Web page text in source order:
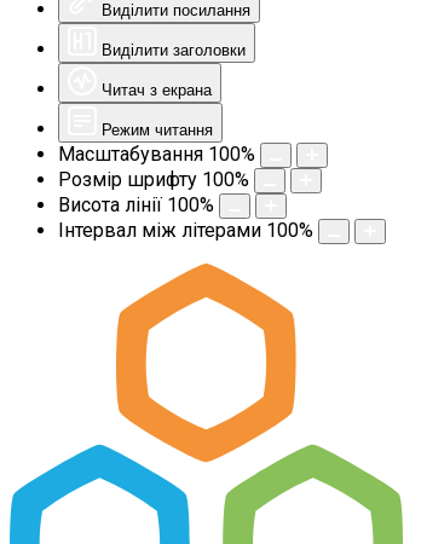
Виділити посилання
Виділити заголовки
Читач з екрана
Режим читання
Масштабування 100%
Розмір шрифту 100%
Висота лінії 100%
Інтервал між літерами 100%